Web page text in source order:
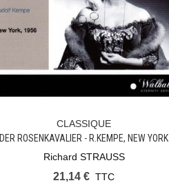
Ajouter Au Panier
CLASSIQUE
DER ROSENKAVALIER - R.KEMPE, NEW YORK
1956
Richard STRAUSS
21,14 € TTC